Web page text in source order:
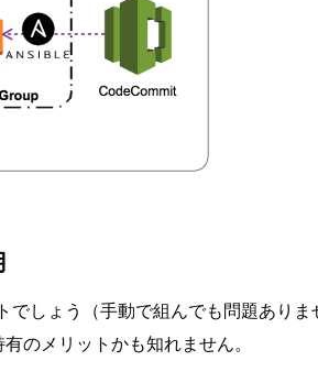
しょう（手動で組んでも問題あり
のメリットかも知れません。